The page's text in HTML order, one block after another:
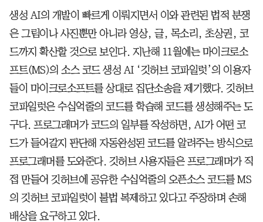
생성 AI의 개발이 빠르게 이뤄지면서 이와 관련된 법적 분쟁
은 그림이나 사진뿐만 아니라 영상, 글, 목소리, 초상권, 코
드까지 확산할 것으로 보인다. 지난해 11월에는 마이크로소
프트(MS)의 소스 코드 생성 AI ‘깃허브 코파일럿’의 이용자
들이 마이크로소프트를 상대로 집단소송을 제기했다. 깃허브
코파일럿은 수십억줄의 코드를 학습해 코드를 생성해주는 도
구다. 프로그래머가 코드의 일부를 작성하면, AI가 어떤 코
드가 들어갈지 판단해 자동완성된 코드를 알려주는 방식으로
프로그래머를 도와준다. 깃허브 사용자들은 프로그래머가 직
접 만들어 깃허브에 공유한 수십억줄의 오픈소스 코드를 MS
의 깃허브 코파일럿이 불법 복제하고 있다고 주장하며 손해
배상을 요구하고 있다.